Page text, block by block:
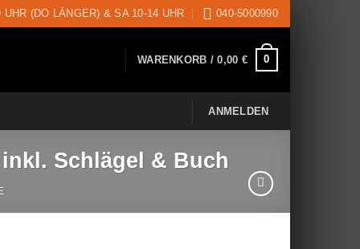
UHR (DO LÄNGER) & SA 10-14 UHR 040-5000990
WARENKORB /0,00 € 0
ANMELDEN
Schlägel & Buch